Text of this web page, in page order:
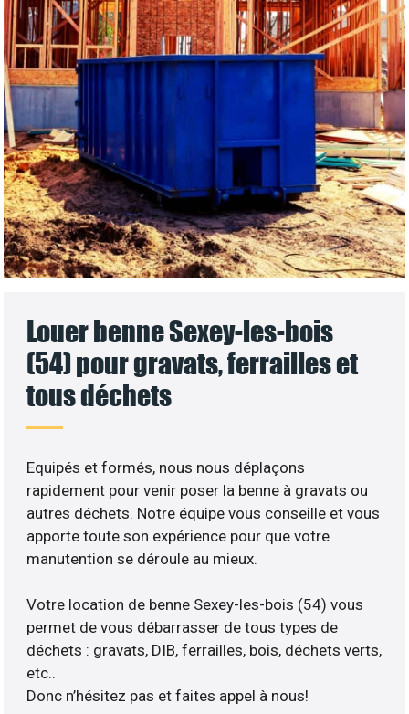
Louer benne Sexey-les-bois
(54) pour gravats, ferrailles et
tous déchets
Equipés et formés, nous nous déplaçons
rapidement pour venir poser la benne à gravats ou
autres déchets. Notre équipe vous conseille et vous
apporte toute son expérience pour que votre
manutention se déroule au mieux.
Votre location de benne Sexey-les-bois (54) vous
permet de vous débarrasser de tous types de
déchets : gravats, DIB, ferrailles, bois, déchets verts,
etc..
Donc n’hésitez pas et faites appel à nous!